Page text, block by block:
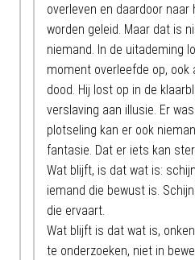
overleven en daardoor
worden geleid. Maar dat is
niemand. In de uitademing
moment overleefde op, ook
dood. Hij lost op in de
verslaving aan illusie. Er
plotseling kan er ook
fantasie. Dat er iets kan
Wat blijft, is dat wat is:
iemand die bewust is.
die ervaart.
Wat blijft is dat wat is,
te onderzoeken, niet in